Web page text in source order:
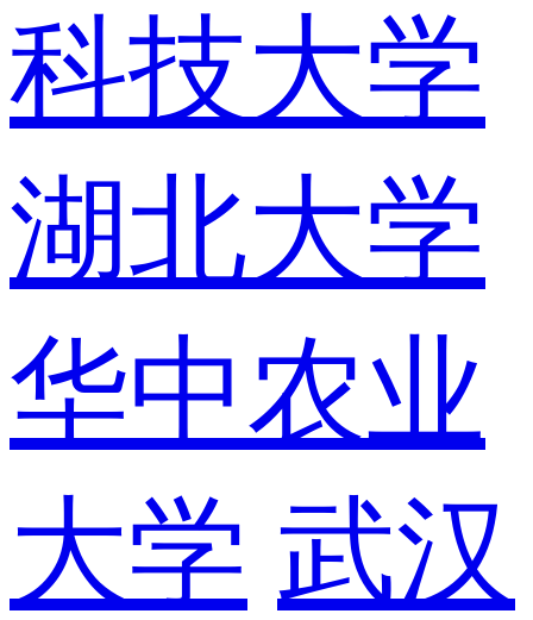
科技大学
湖北大学
华中农业
大学 武汉